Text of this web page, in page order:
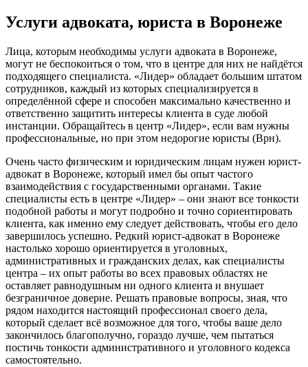
Услуги адвоката, юриста в Воронеже
Лица, которым необходимы услуги адвоката в Воронеже,
могут не беспокоиться о том, что в центре для них не найдётся
подходящего специалиста. «Лидер» обладает большим штатом
сотрудников, каждый из которых специализируется в
определённой сфере и способен максимально качественно и
ответственно защитить интересы клиента в суде любой
инстанции. Обращайтесь в центр «Лидер», если вам нужны
профессиональные, но при этом недорогие юристы (Врн).
Очень часто физическим и юридическим лицам нужен юрист-
адвокат в Воронеже, который имел бы опыт частого
взаимодействия с государственными органами. Такие
специалисты есть в центре «Лидер» – они знают все тонкости
подобной работы и могут подробно и точно сориентировать
клиента, как именно ему следует действовать, чтобы его дело
завершилось успешно. Редкий юрист-адвокат в Воронеже
настолько хорошо ориентируется в уголовных,
административных и гражданских делах, как специалисты
центра – их опыт работы во всех правовых областях не
оставляет равнодушным ни одного клиента и внушает
безграничное доверие. Решать правовые вопросы, зная, что
рядом находится настоящий профессионал своего дела,
который сделает всё возможное для того, чтобы ваше дело
закончилось благополучно, гораздо лучше, чем пытаться
постичь тонкости административного и уголовного кодекса
самостоятельно.